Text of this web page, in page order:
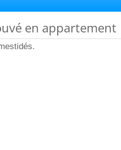
en appartement